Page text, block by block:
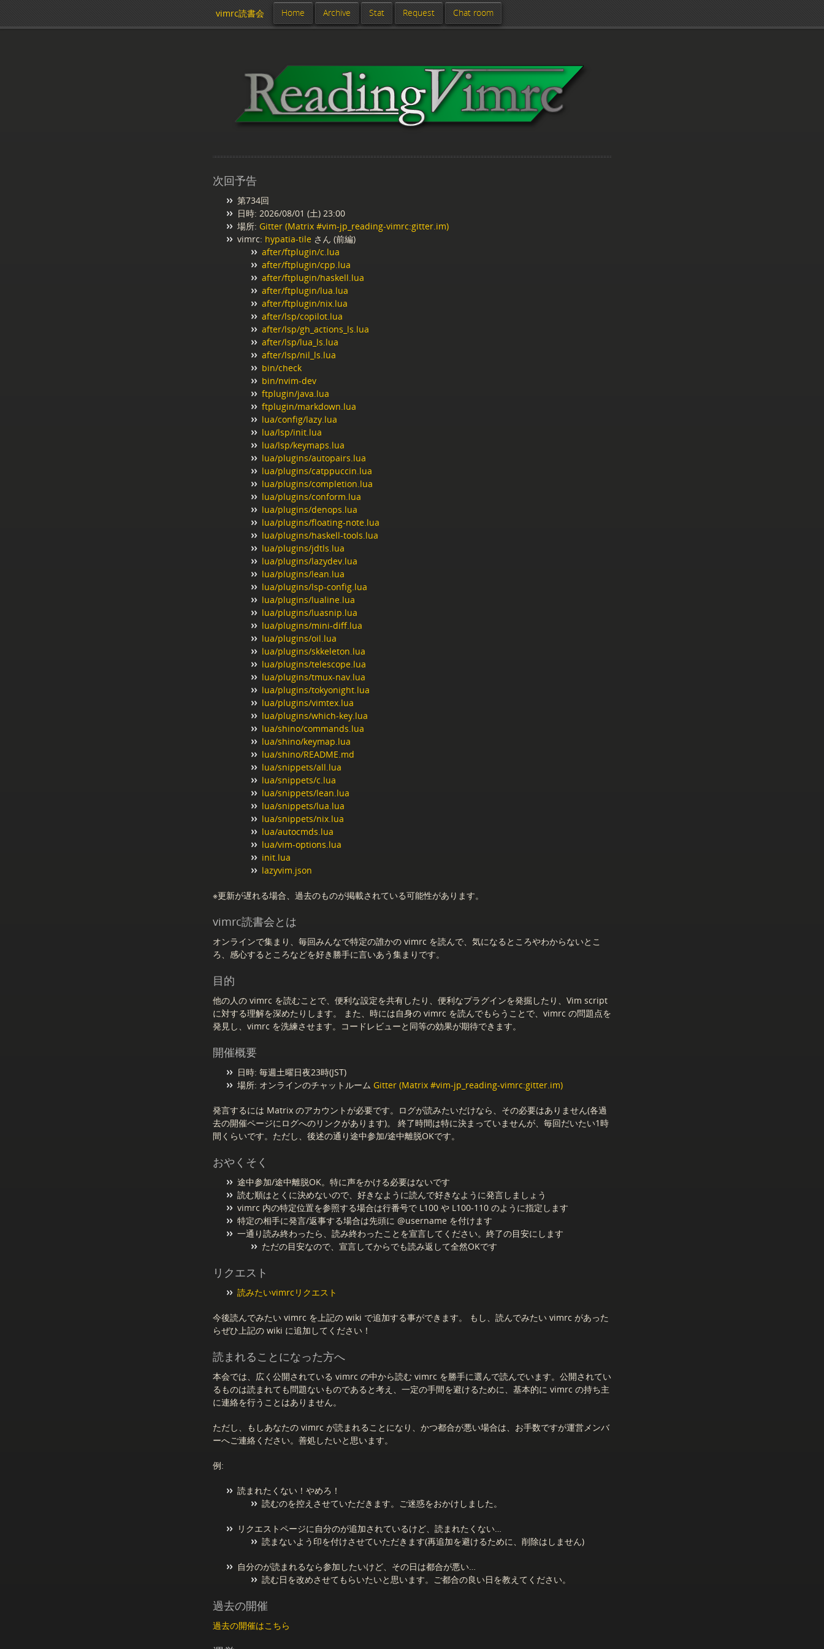
vimrc読書会 Home Archive Stat Request Chat room
次回予告
第734回
日時: 2026/08/01 (土) 23:00
場所: Gitter (Matrix #vim-jp_reading-vimrc:gitter.im)
vimrc: hypatia-tile さん (前編)
after/ftplugin/c.lua
after/ftplugin/cpp.lua
after/ftplugin/haskell.lua
after/ftplugin/lua.lua
after/ftplugin/nix.lua
after/lsp/copilot.lua
after/lsp/gh_actions_ls.lua
after/lsp/lua_ls.lua
after/lsp/nil_ls.lua
bin/check
bin/nvim-dev
ftplugin/java.lua
ftplugin/markdown.lua
lua/config/lazy.lua
lua/lsp/init.lua
lua/lsp/keymaps.lua
lua/plugins/autopairs.lua
lua/plugins/catppuccin.lua
lua/plugins/completion.lua
lua/plugins/conform.lua
lua/plugins/denops.lua
lua/plugins/floating-note.lua
lua/plugins/haskell-tools.lua
lua/plugins/jdtls.lua
lua/plugins/lazydev.lua
lua/plugins/lean.lua
lua/plugins/lsp-config.lua
lua/plugins/lualine.lua
lua/plugins/luasnip.lua
lua/plugins/mini-diff.lua
lua/plugins/oil.lua
lua/plugins/skkeleton.lua
lua/plugins/telescope.lua
lua/plugins/tmux-nav.lua
lua/plugins/tokyonight.lua
lua/plugins/vimtex.lua
lua/plugins/which-key.lua
lua/shino/commands.lua
lua/shino/keymap.lua
lua/shino/README.md
lua/snippets/all.lua
lua/snippets/c.lua
lua/snippets/lean.lua
lua/snippets/lua.lua
lua/snippets/nix.lua
lua/autocmds.lua
lua/vim-options.lua
init.lua
lazyvim.json
※更新が遅れる場合、過去のものが掲載されている可能性があります。
vimrc読書会とは
オンラインで集まり、毎回みんなで特定の誰かの vimrc を読んで、気になるところやわからないとこ
ろ、感心するところなどを好き勝手に言いあう集まりです。
目的
他の人の vimrc を読むことで、便利な設定を共有したり、便利なプラグインを発掘したり、Vim script
に対する理解を深めたりします。 また、時には自身の vimrc を読んでもらうことで、vimrc の問題点を
発見し、vimrc を洗練させます。コードレビューと同等の効果が期待できます。
開催概要
日時: 毎週土曜日夜23時(JST)
場所: オンラインのチャットルーム Gitter (Matrix #vim-jp_reading-vimrc:gitter.im)
発言するには Matrix のアカウントが必要です。ログが読みたいだけなら、その必要はありません(各過
去の開催ページにログへのリンクがあります)。 終了時間は特に決まっていませんが、毎回だいたい1時
間くらいです。ただし、後述の通り途中参加/途中離脱OKです。
おやくそく
途中参加/途中離脱OK。特に声をかける必要はないです
読む順はとくに決めないので、好きなように読んで好きなように発言しましょう
vimrc 内の特定位置を参照する場合は行番号で L100 や L100-110 のように指定します
特定の相手に発言/返事する場合は先頭に @username を付けます
一通り読み終わったら、読み終わったことを宣言してください。終了の目安にします
ただの目安なので、宣言してからでも読み返して全然OKです
リクエスト
読みたいvimrcリクエスト
今後読んでみたい vimrc を上記の wiki で追加する事ができます。 もし、読んでみたい vimrc があった
らぜひ上記の wiki に追加してください！
読まれることになった方へ
本会では、広く公開されている vimrc の中から読む vimrc を勝手に選んで読んでいます。公開されてい
るものは読まれても問題ないものであると考え、一定の手間を避けるために、基本的に vimrc の持ち主
に連絡を行うことはありません。
ただし、もしあなたの vimrc が読まれることになり、かつ都合が悪い場合は、お手数ですが運営メンバ
ーへご連絡ください。善処したいと思います。
例:
読まれたくない！やめろ！
読むのを控えさせていただきます。ご迷惑をおかけしました。
リクエストページに自分のが追加されているけど、読まれたくない…
読まないよう印を付けさせていただきます(再追加を避けるために、削除はしません)
自分のが読まれるなら参加したいけど、その日は都合が悪い…
読む日を改めさせてもらいたいと思います。ご都合の良い日を教えてください。
過去の開催
過去の開催はこちら